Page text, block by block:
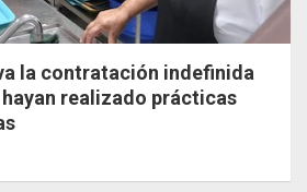
la contratación indefinida
realizado prácticas